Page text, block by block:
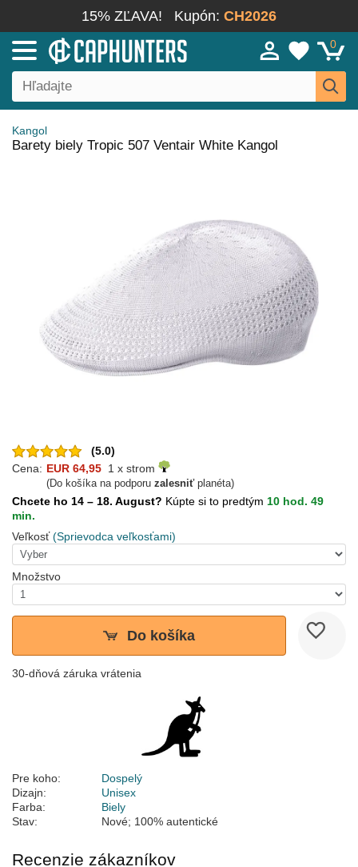
15% ZĽAVA! Kupón: CH2026
0
Kangol
Barety biely Tropic 507 Ventair White Kangol
(5.0)
Cena: EUR 64,95 1 x strom
(Do košíka na podporu zalesniťplanéta)
Chcete ho 14 – 18. August? Kúpte si to predtým 10 hod. 49
min.
Veľkosť (Sprievodca veľkosťami)
Množstvo
Do košíka
30-dňová záruka vrátenia
Pre koho:
Dospelý
Dizajn:
Unisex
Farba:
Biely
Stav:
Nové; 100% autentické
Recenzie zákazníkov